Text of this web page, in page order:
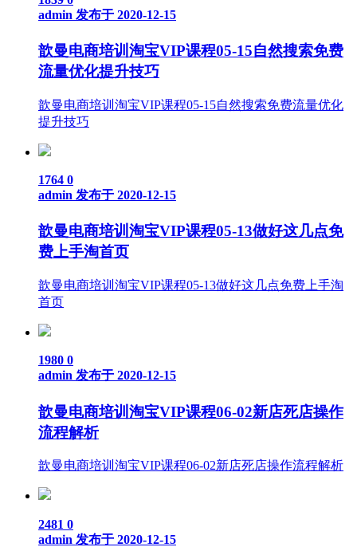
admin 发布于 2020-12-15
歆曼电商培训淘宝VIP课程05-15自然搜索免费
流量优化提升技巧
歆曼电商培训淘宝VIP课程05-15自然搜索免费流量优化
提升技巧
1764 0
admin 发布于 2020-12-15
歆曼电商培训淘宝VIP课程05-13做好这几点免
费上手淘首页
歆曼电商培训淘宝VIP课程05-13做好这几点免费上手淘
首页
1980 0
admin 发布于 2020-12-15
歆曼电商培训淘宝VIP课程06-02新店死店操作
流程解析
歆曼电商培训淘宝VIP课程06-02新店死店操作流程解析
2481 0
admin 发布于 2020-12-15